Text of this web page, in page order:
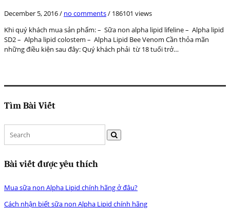
December 5, 2016/ no comments/ 186101 views
Khi quý khách mua sản phẩm: – Sữa non alpha lipid lifeline – Alpha lipid
SD2 – Alpha lipid colostem – Alpha Lipid Bee Venom Cần thỏa mãn
những điều kiện sau đây: Quý khách phải từ 18 tuổi trở…
Tìm Bài Viết
Bài viết được yêu thích
Mua sữa non Alpha Lipid chính hãng ở đâu?
Cách nhận biết sữa non Alpha Lipid chính hãng